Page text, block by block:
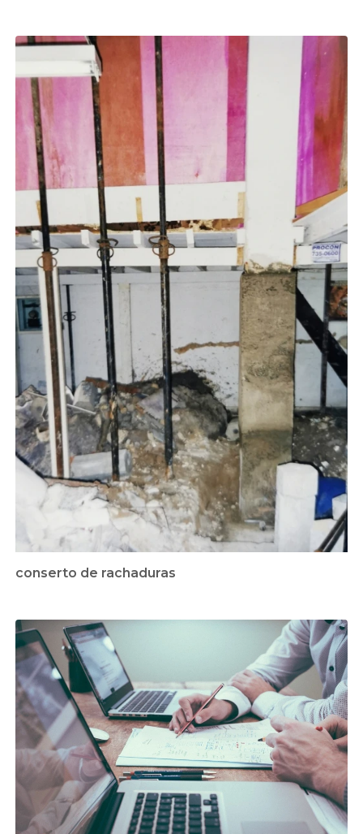
conserto de rachaduras